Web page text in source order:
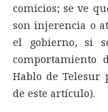
comicios; se ve
son injerencia o
el gobierno, si
comportamiento
Hablo de Telesur
de este artículo).